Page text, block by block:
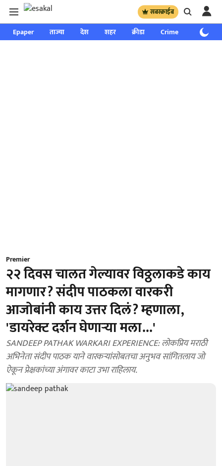
सबस्क्राईब
Epaper ताज्या देश शहर क्रीडा Crime साप्ताहिक
Premier
२२ दिवस चालत गेल्यावर विठ्ठलाकडे काय
मागणार? संदीप पाठकला वारकरी
आजोबांनी काय उत्तर दिलं? म्हणाला,
'डायरेक्ट दर्शन घेणाऱ्या मला...'
SANDEEP PATHAK WARKARI EXPERIENCE: लोकप्रिय मराठी
अभिनेता संदीप पाठक याने वारकऱ्यांसोबतचा अनुभव सांगितलाय जो
ऐकून प्रेक्षकांच्या अंगावर काटा उभा राहिलाय.